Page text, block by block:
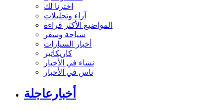
اخترنا لك
آراء وتحليلات
المواضيع الأكثر قراءة
سياحة وسفر
أخبار السيارات
كاريكاتير
نساء في الأخبار
ناس في الأخبار
أخبارعاجلة